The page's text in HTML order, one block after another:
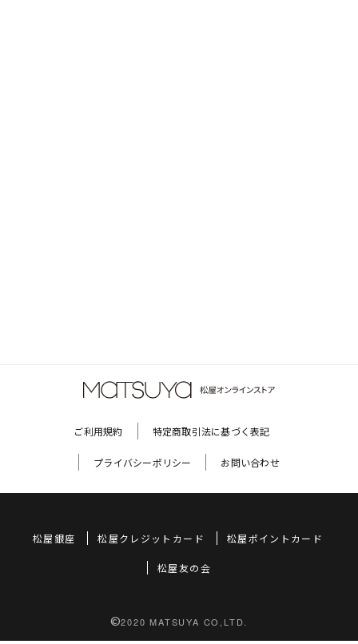
ご利用規約 特定商取引法に基づく表記
プライバシーポリシー お問い合わせ
松屋銀座 松屋クレジットカード 松屋ポイントカード
松屋友の会
©2020 MATSUYA CO,LTD.